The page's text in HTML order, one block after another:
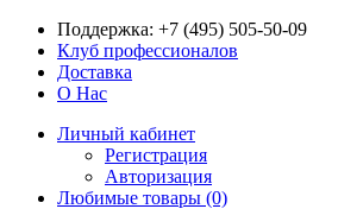
Поддержка: +7 (495) 505-50-09
Клуб профессионалов
Доставка
О Нас
Личный кабинет
Регистрация
Авторизация
Любимые товары (0)